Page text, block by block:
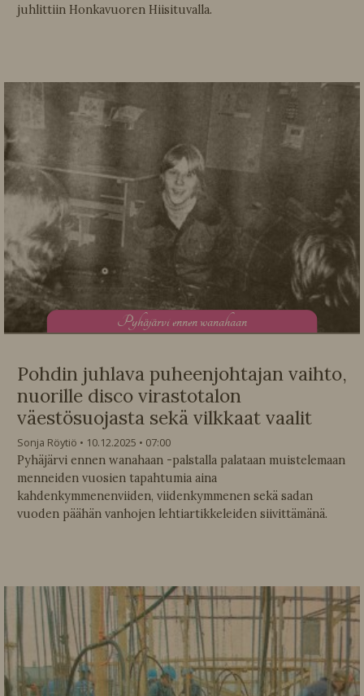
juhlittiin Honkavuoren Hiisituvalla.
Pyhäjärvi ennen wanahaan
Pohdin juhlava puheenjohtajan vaihto,
nuorille disco virastotalon
väestösuojasta sekä vilkkaat vaalit
Sonja Röytiö 10.12.2025
07:00
Pyhäjärvi ennen wanahaan -palstalla palataan muistelemaan
menneiden vuosien tapahtumia aina
kahdenkymmenenviiden, viidenkymmenen sekä sadan
vuoden päähän vanhojen lehtiartikkeleiden siivittämänä.